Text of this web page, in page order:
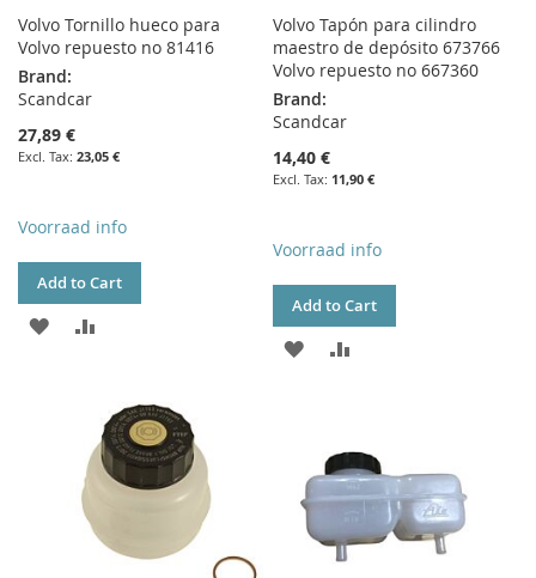
Volvo Tornillo hueco para
Volvo repuesto no 81416
Brand:
Scandcar
27,89 €
23,05 €
Voorraad info
Add to Cart
ADD
COMPARE
Volvo Tapón para cilindro
maestro de depósito 673766
Volvo repuesto no 667360
Brand:
Scandcar
14,40 €
11,90 €
Voorraad info
Add to Cart
ADD
LIST